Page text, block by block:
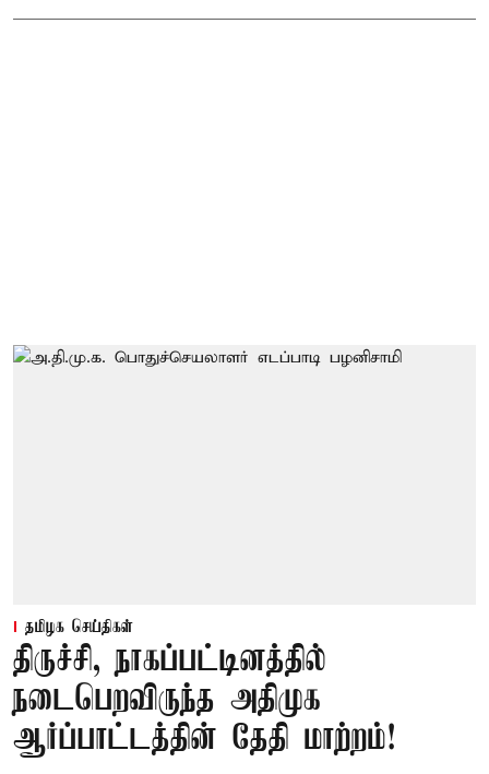
தமிழக செய்திகள்
திருச்சி, நாகப்பட்டினத்தில்
நடைபெறவிருந்த அதிமுக
ஆர்ப்பாட்டத்தின் தேதி மாற்றம்!